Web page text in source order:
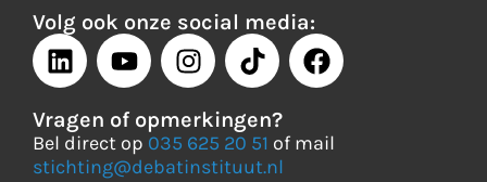
Volg ook onze social media:
Vragen of opmerkingen?
Bel direct op 035 625 20 51 of mail
stichting@debatinstituut.nl